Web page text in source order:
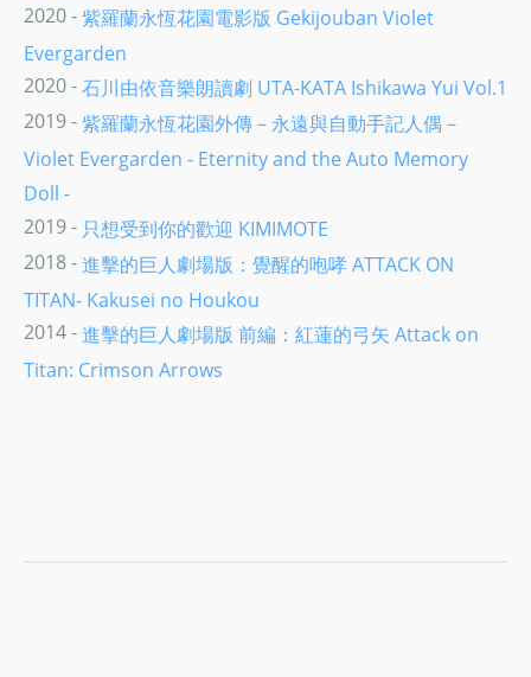
2020 -紫羅蘭永恆花園電影版 Gekijouban Violet
Evergarden
2020 -石川由依音樂朗讀劇 UTA-KATA Ishikawa Yui Vol.1
2019 -紫羅蘭永恆花園外傳－永遠與自動手記人偶－
Violet Evergarden - Eternity and the Auto Memory
Doll -
2019 - 只想受到你的歡迎 KIMIMOTE
2018 -進擊的巨人劇場版：覺醒的咆哮 ATTACK ON
TITAN- Kakusei no Houkou
2014 -進擊的巨人劇場版 前編：紅蓮的弓矢 Attack on
Titan: Crimson Arrows